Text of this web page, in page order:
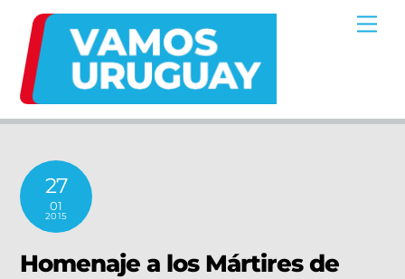
content
27
01
2015
Homenaje a los Mártires de